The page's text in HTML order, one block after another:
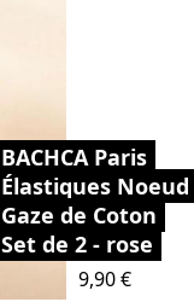
BACHCA Paris
Élastiques Noeud
Gaze de Coton
Set de 2 - rose
Prix
9,90 €